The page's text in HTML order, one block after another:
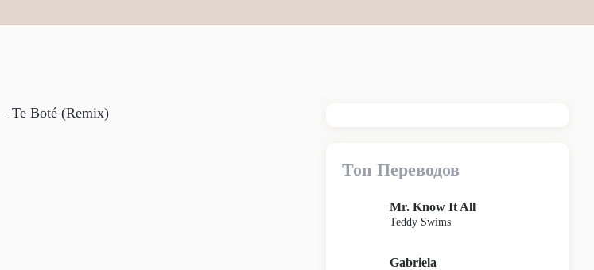
Te Boté (Remix)
Топ Переводов
Mr. Know It All
Teddy Swims
Gabriela